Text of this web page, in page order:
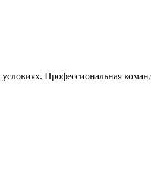
Профессиональная